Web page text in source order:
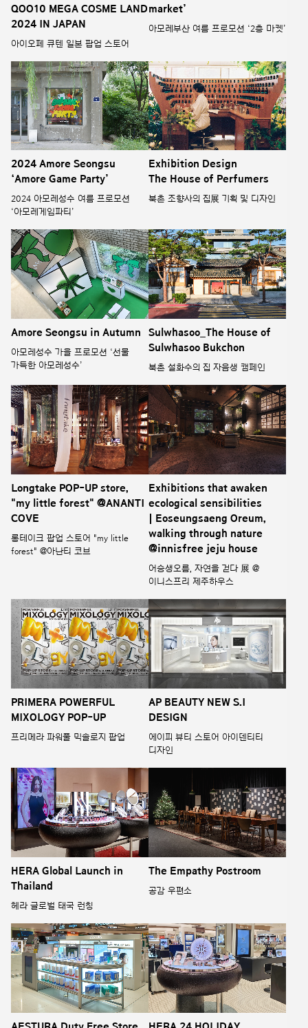
QOO10 MEGA COSME LAND
2024 IN JAPAN
아이오페 큐텐 일본 팝업 스토어
market’
아모레부산 여름 프로모션 ‘2층 마켓’
2024 Amore Seongsu
‘Amore Game Party’
2024 아모레성수 여름 프로모션
‘아모레게임파티’
Exhibition Design
The House of Perfumers
북촌 조향사의 집展 기획 및 디자인
Amore Seongsu in Autumn
아모레성수 가을 프로모션 ‘선물
가득한 아모레성수’
Sulwhasoo_The House of
Sulwhasoo Bukchon
북촌 설화수의 집 자음생 캠페인
Longtake POP-UP store,
"my little forest" @ANANTI
COVE
롱테이크 팝업 스토어 "my little
forest" @아난티 코브
Exhibitions that awaken
ecological sensibilities
| Eoseungsaeng Oreum,
walking through nature
@innisfree jeju house
어승생오름, 자연을 걷다 展 @
이니스프리 제주하우스
PRIMERA POWERFUL
MIXOLOGY POP-UP
프리메라 파워풀 믹솔로지 팝업
AP BEAUTY NEW S.I
DESIGN
에이피 뷰티 스토어 아이덴티티
디자인
HERA Global Launch in
Thailand
헤라 글로벌 태국 런칭
The Empathy Postroom
공감 우편소